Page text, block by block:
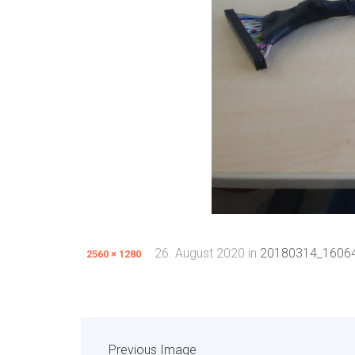
2560 × 1280 26. August 2020 in
Previous Image